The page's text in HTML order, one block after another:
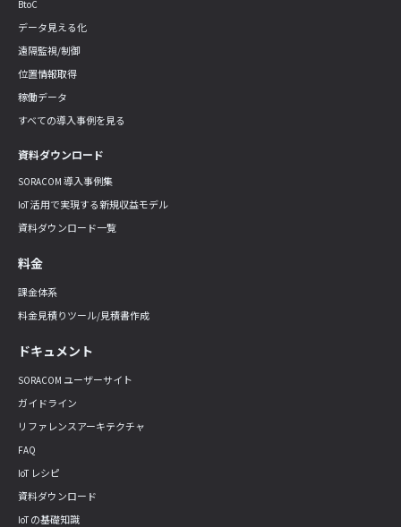
BtoC
データ見える化
遠隔監視/制御
位置情報取得
稼働データ
すべての導入事例を見る
資料ダウンロード
SORACOM 導入事例集
IoT 活用で実現する新規収益モデル
資料ダウンロード一覧
料金
課金体系
料金見積りツール/見積書作成
ドキュメント
SORACOM ユーザーサイト
ガイドライン
リファレンスアーキテクチャ
FAQ
IoT レシピ
資料ダウンロード
IoT の基礎知識